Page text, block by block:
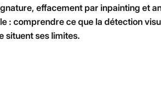
Séparation
automatique des
documents multi-
pages
effacement par inpainting et
: comprendre ce que la détection
situent ses limites.